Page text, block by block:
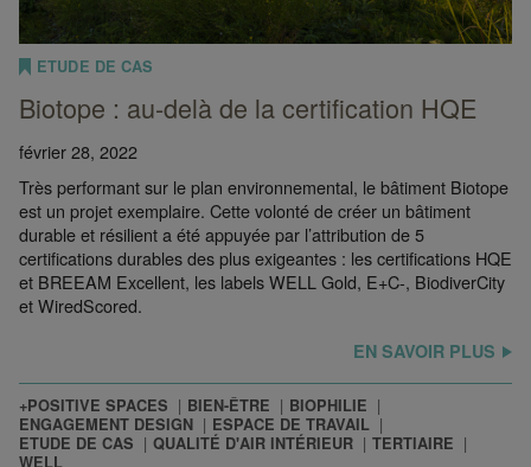
ETUDE DE CAS
Biotope : au-delà de la certification HQE
février 28, 2022
Très performant sur le plan environnemental, le bâtiment Biotope
est un projet exemplaire. Cette volonté de créer un bâtiment
durable et résilient a été appuyée par l’attribution de 5
certifications durables des plus exigeantes : les certifications HQE
et BREEAM Excellent, les labels WELL Gold, E+C-, BiodiverCity
et WiredScored.
EN SAVOIR PLUS
+POSITIVE SPACES BIEN-ÊTRE
BIOPHILIE
ENGAGEMENT DESIGN
ESPACE DE TRAVAIL
ETUDE DE CAS
QUALITÉ D'AIR INTÉRIEUR
TERTIAIRE
WELL